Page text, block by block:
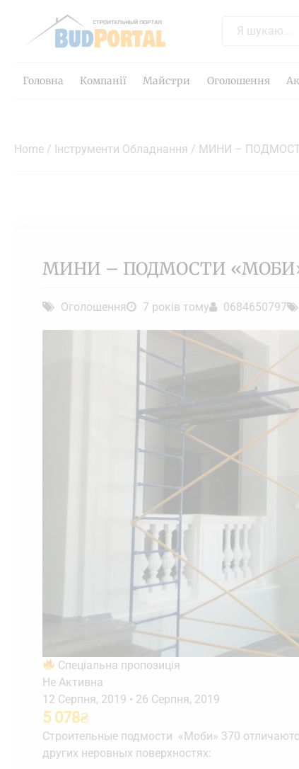
Головна Компанії Майстри Оголошення
Home / Інструменти Обладнання / МИНИ –
МИНИ – ПОДМОСТИ
Оголошення 7 років тому 0684650797
Спеціальна пропозиція
Не Активна
12 Серпня, 2019 • 26 Серпня, 2019
5 078₴
Строительные подмости «Моби» 370
других неровных поверхностях: